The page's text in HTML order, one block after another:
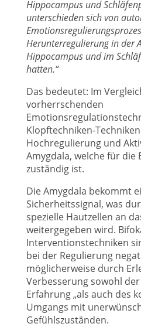
Hippocampus und
unterschieden sich von
Herunterregulierung in der
Hippocampus und im
hatten.“
Das bedeutet: Im
vorherrschenden
Klopftechniken-
Hochregulierung und
Amygdala, welche für die
zuständig ist.
Die Amygdala bekommt
Sicherheitssignal, was
spezielle Hautzellen an
weitergegeben wird.
Interventionstechniken
bei der Regulierung
möglicherweise durch
Verbesserung sowohl der
Erfahrung „als auch des
Umgangs mit
Gefühlszuständen.